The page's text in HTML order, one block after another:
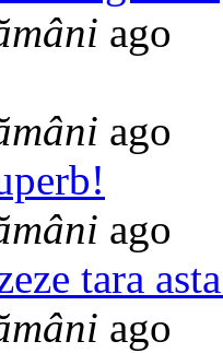
ago
ago
ago
tara
ago